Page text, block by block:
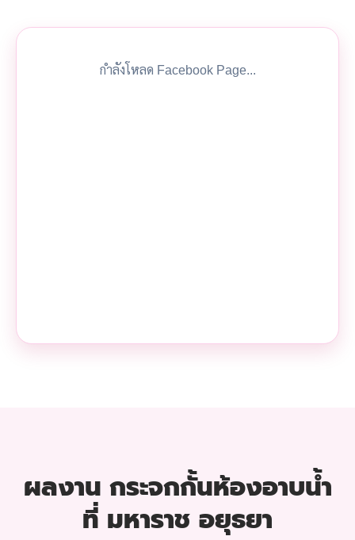
กำลังโหลด Facebook Page...
ผลงาน กระจกกั้นห้องอาบน้ำ
ที่ มหาราช อยุธยา